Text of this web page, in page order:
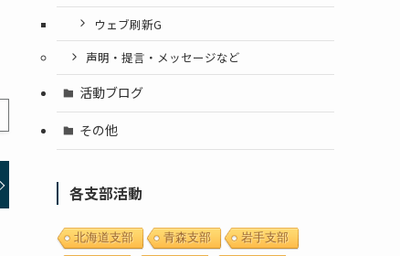
ウェブ刷新G
声明・提言・メッセージなど
活動ブログ
その他
各支部活動
北海道支部 青森支部
岩手支部